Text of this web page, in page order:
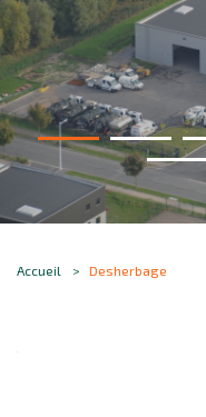
Accueil Desherbage